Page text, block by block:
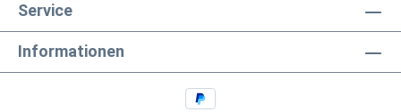
Service
Informationen